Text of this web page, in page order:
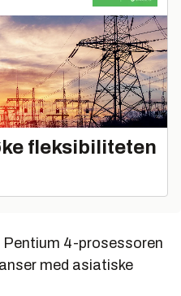
fleksibiliteten
4-prosessoren
med asiatiske